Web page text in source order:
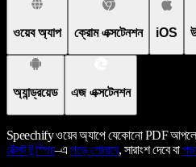
ওয়েব অ্যাপ ক্রোম এক্সটেনশন iOS
অ্যান্ড্রয়েড এজ এক্সটেনশন
Speechify ওয়েব অ্যাপে যেকোনো PDF
টেক্সট টু স্পিচ–এপড়ে শোনাবে, সারাংশ দেবে বা